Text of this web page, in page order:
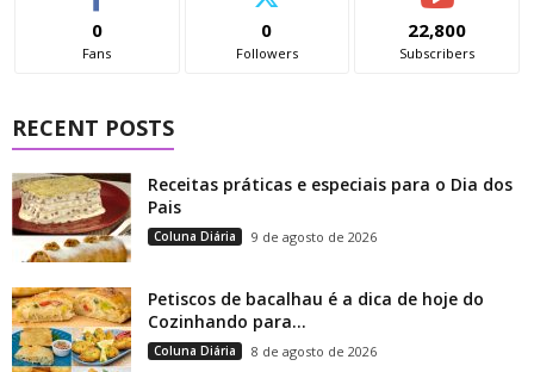
0
Fans
0
Followers
22,800
Subscribers
RECENT POSTS
Receitas práticas e especiais para o Dia dos
Pais
Coluna Diária 9 de agosto de 2026
Petiscos de bacalhau é a dica de hoje do
Cozinhando para...
Coluna Diária 8 de agosto de 2026